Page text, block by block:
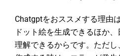
Chatgptをおススメする理由
ドット絵を生成できるほか
理解できるからです。ただ